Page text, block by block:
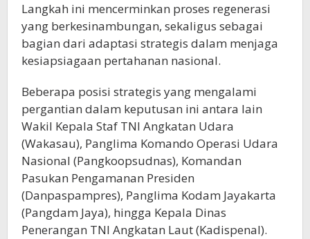
Langkah ini mencerminkan proses regenerasi
yang berkesinambungan, sekaligus sebagai
bagian dari adaptasi strategis dalam menjaga
kesiapsiagaan pertahanan nasional.
Beberapa posisi strategis yang mengalami
pergantian dalam keputusan ini antara lain
Wakil Kepala Staf TNI Angkatan Udara
(Wakasau), Panglima Komando Operasi Udara
Nasional (Pangkoopsudnas), Komandan
Pasukan Pengamanan Presiden
(Danpaspampres), Panglima Kodam Jayakarta
(Pangdam Jaya), hingga Kepala Dinas
Penerangan TNI Angkatan Laut (Kadispenal).